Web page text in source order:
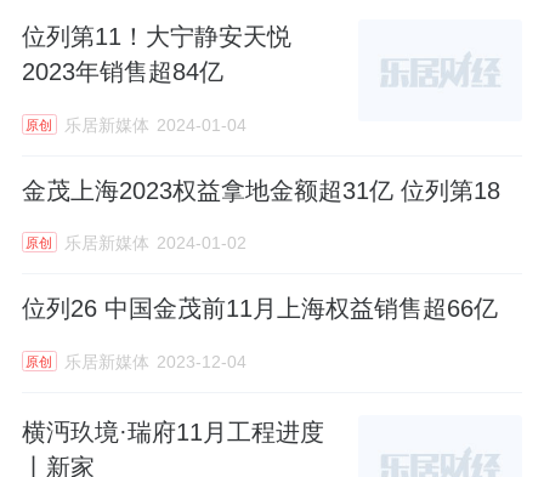
位列第11！大宁静安天悦
2023年销售超84亿
原创 乐居新媒体 2024-01-04
金茂上海2023权益拿地金额超31亿 位列第18
原创 乐居新媒体 2024-01-02
位列26 中国金茂前11月上海权益销售超66亿
原创 乐居新媒体 2023-12-04
横沔玖境·瑞府11月工程进度
丨新家